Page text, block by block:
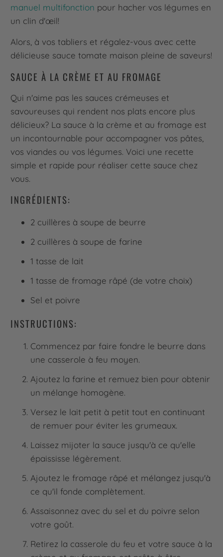
manuel multifonction pour hacher vos légumes en
un clin d'œil!
Alors, à vos tabliers et régalez-vous avec cette
délicieuse sauce tomate maison pleine de saveurs!
SAUCE À LA CRÈME ET AU FROMAGE
Qui n'aime pas les sauces crémeuses et
savoureuses qui rendent nos plats encore plus
délicieux? La sauce à la crème et au fromage est
un incontournable pour accompagner vos pâtes,
vos viandes ou vos légumes. Voici une recette
simple et rapide pour réaliser cette sauce chez
vous.
INGRÉDIENTS:
2 cuillères à soupe de beurre
2 cuillères à soupe de farine
1 tasse de lait
1 tasse de fromage râpé (de votre choix)
Sel et poivre
INSTRUCTIONS:
Commencez par faire fondre le beurre dans
une casserole à feu moyen.
Ajoutez la farine et remuez bien pour obtenir
un mélange homogène.
Versez le lait petit à petit tout en continuant
de remuer pour éviter les grumeaux.
Laissez mijoter la sauce jusqu'à ce qu'elle
épaississe légèrement.
Ajoutez le fromage râpé et mélangez jusqu'à
ce qu'il fonde complètement.
Assaisonnez avec du sel et du poivre selon
votre goût.
Retirez la casserole du feu et votre sauce à la